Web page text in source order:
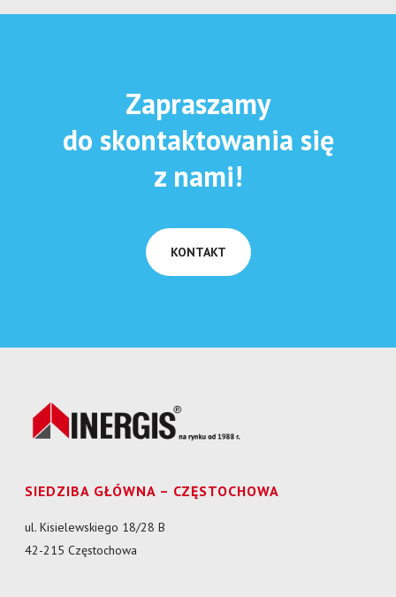
Zapraszamy
do skontaktowania się
z nami!
KONTAKT
SIEDZIBA GŁÓWNA – CZĘSTOCHOWA
ul. Kisielewskiego 18/28 B
42-215 Częstochowa